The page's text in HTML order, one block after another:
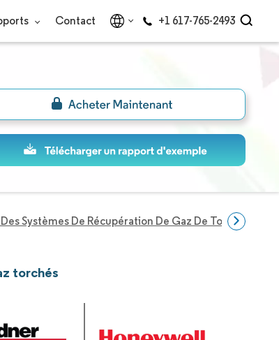
Contact +1 617-765-2493
Systèmes De Récupération De Gaz De Torchère
torchés